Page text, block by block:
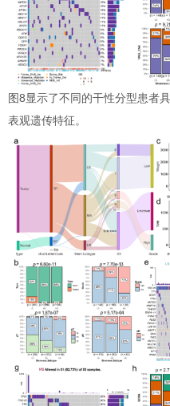
图8显示了不同的干性分型患者
表观遗传特征。